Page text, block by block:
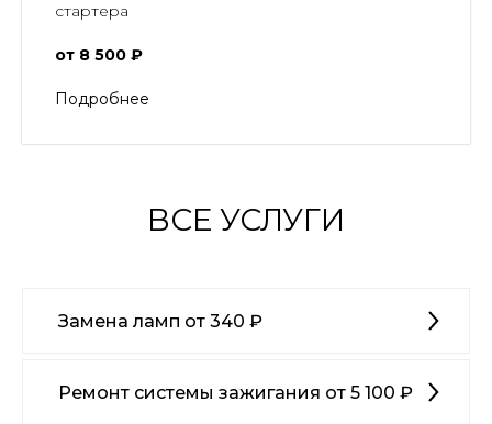
стартера
от 8 500 ₽
Подробнее
ВСЕ УСЛУГИ
Замена ламп от 340 ₽
Ремонт системы зажигания от 5 100 ₽